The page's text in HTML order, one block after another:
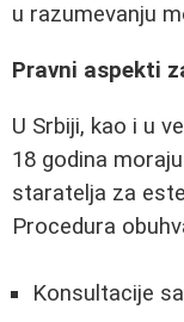
u razumevanju
Pravni aspekti
U Srbiji, kao i u
18 godina
staratelja za
Procedura
Konsultacije